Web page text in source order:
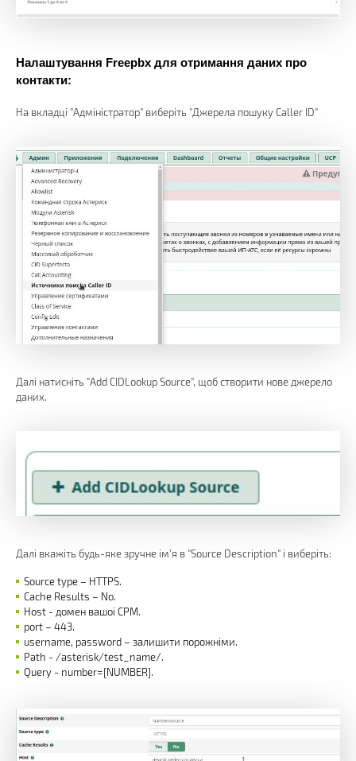
Налаштування Freepbx для отримання даних про
контакти:
На вкладці "Адміністратор" виберіть "Джерела пошуку Caller ID"
Далі натисніть "Add CIDLookup Source", щоб створити нове джерело
даних.
Далі вкажіть будь-яке зручне ім'я в "Source Description" і виберіть:
Source type – HTTPS.
Cache Results – No.
Host - домен вашої СРМ.
port – 443.
username, password – залишити порожніми.
Path - /asterisk/test_name/.
Query - number=[NUMBER].